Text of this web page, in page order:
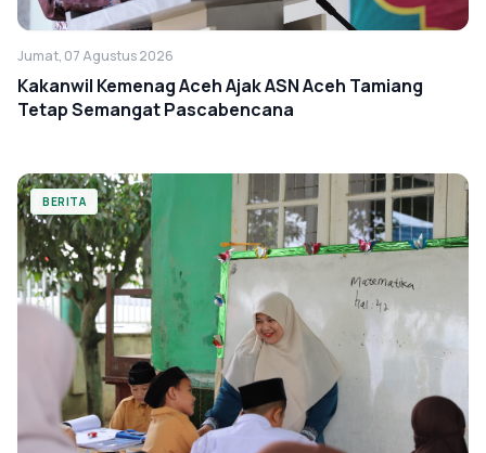
Jumat, 07 Agustus 2026
Kakanwil Kemenag Aceh Ajak ASN Aceh Tamiang
Tetap Semangat Pascabencana
BERITA